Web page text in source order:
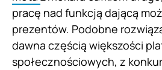
pracę nad funkcją dającą
prezentów. Podobne
dawna częścią większości
społecznościowych, z